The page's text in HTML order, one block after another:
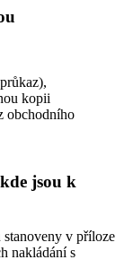
kopii
obchodního
jsou k
v příloze
nakládání s